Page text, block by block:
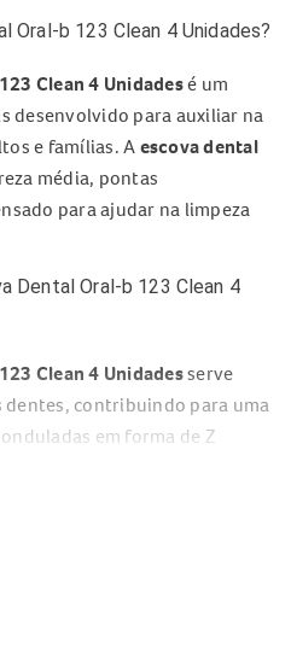
Oral-b 123 Clean 4 Unidades?
Clean 4 Unidadesé um
desenvolvido para auxiliar na
e famílias. A escova dental
média, pontas
para ajudar na limpeza
Dental Oral-b 123 Clean 4
Clean 4 Unidadesserve
dentes, contribuindo para uma
em forma de Z
a gengiva.